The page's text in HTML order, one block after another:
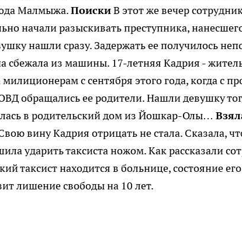
Малмыжа.ПоискиВ этот же вечер
начали разыскивать преступника,
нашли сразу. Задержать ее получилось
сбежала из машины. 17-летняя Кадрия -
с сентября этого года, когда с
обращались ее родители. Нашли девушку
в родительский дом из Йошкар-Олы…
вину Кадрия отрицать не стала. Сказала,
ударить таксиста ножом. Как рассказали
таксист находится в больнице, состояние
лишение свободы на 10 лет.